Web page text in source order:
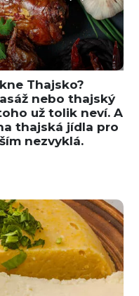
Thajsko?
nebo thajský
už tolik neví. A
thajská jídla pro
nezvyklá.